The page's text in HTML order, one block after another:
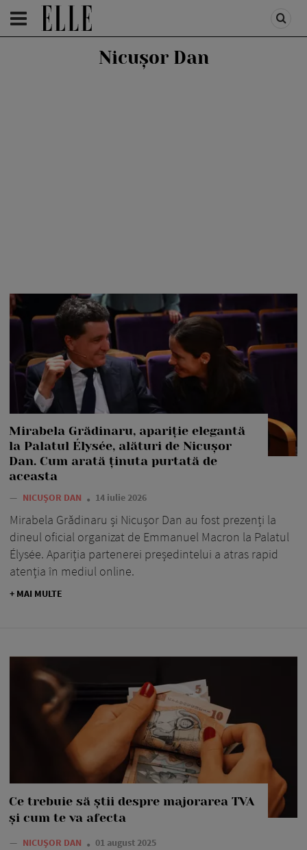
HOMEPAGE /PEOPLE
Nicușor Dan
Mirabela Grădinaru, apariție elegantă
la Palatul Élysée, alături de Nicușor
Dan. Cum arată ținuta purtată de
aceasta
— NICUȘOR DAN 14 iulie 2026
Mirabela Grădinaru și Nicușor Dan au fost prezenți la
dineul oficial organizat de Emmanuel Macron la Palatul
Élysée. Apariția partenerei președintelui a atras rapid
atenția în mediul online.
+ MAI MULTE
Ce trebuie să știi despre majorarea TVA
și cum te va afecta
— NICUȘOR DAN 01 august 2025